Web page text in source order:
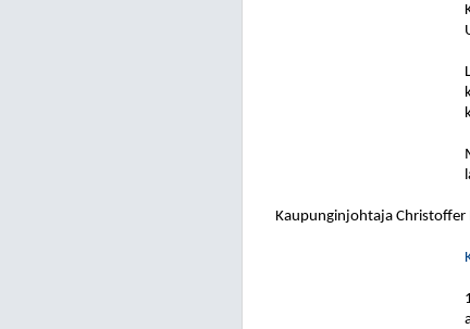
Kaupunginjohtaja Christoffer